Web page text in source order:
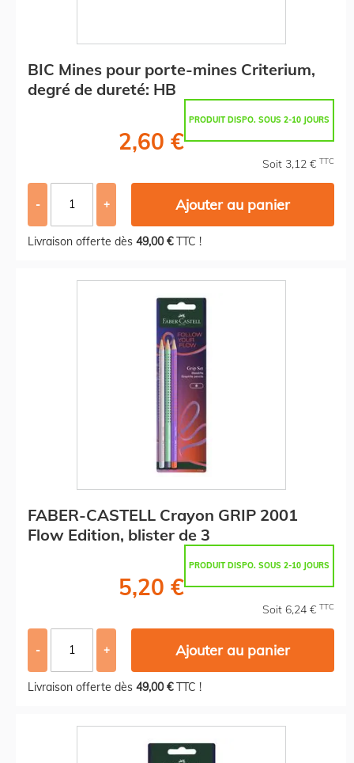
BIC Mines pour porte-mines Criterium,
degré de dureté: HB
PRODUIT DISPO. SOUS 2-10 JOURS
2,60 €
Soit 3,12 € TTC
- + Ajouter au panier
Livraison offerte dès 49,00 €TTC !
FABER-CASTELL Crayon GRIP 2001
Flow Edition, blister de 3
PRODUIT DISPO. SOUS 2-10 JOURS
5,20 €
Soit 6,24 € TTC
- + Ajouter au panier
Livraison offerte dès 49,00 €TTC !